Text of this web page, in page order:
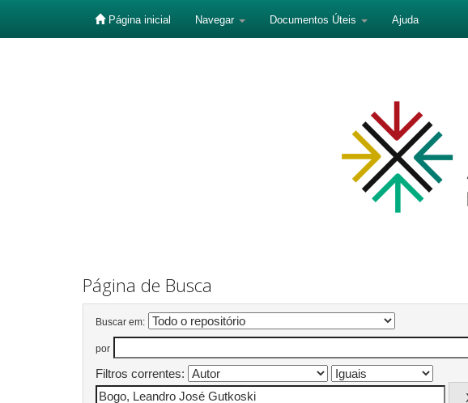
Página inicial Navegar Documentos Úteis Ajuda
Página de Busca
Buscar em:
por
Filtros correntes: